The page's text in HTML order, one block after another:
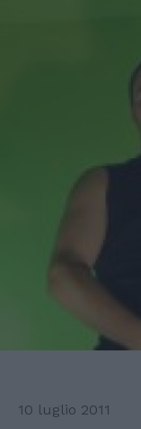
10 luglio 2011